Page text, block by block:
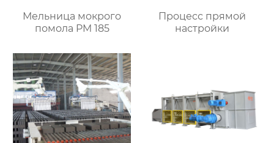
Мельница мокрого
помола PM 185
Процесс прямой
настройки